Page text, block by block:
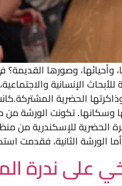
وصورها
الحضرية
وسكانها. تكونت
الحضرية للإسكندرية من
الورشة الثانية، فقدمت
على ندرة